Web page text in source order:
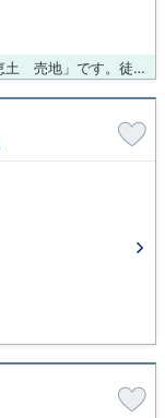
ぜひ一度見ていただきたい、「岐阜県可児市中恵土 売地」です。徒歩34分の場所に可児市立今渡南小学校があります。平坦地なので、擁壁・造成費用を削減できます。土地購入をお考えの方にイチオシの売地がこちらです。元気なスタッフが自慢の吉村不動産販売株式会社がお客様の不動産探しを全力サポートいたします。ぜひお気軽に0120-431-330までお問い合わせください。